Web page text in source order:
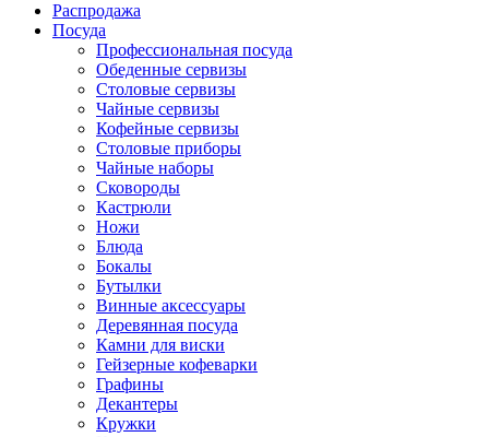
Распродажа
Посуда
Профессиональная посуда
Обеденные сервизы
Столовые сервизы
Чайные сервизы
Кофейные сервизы
Столовые приборы
Чайные наборы
Сковороды
Кастрюли
Ножи
Блюда
Бокалы
Бутылки
Винные аксессуары
Деревянная посуда
Камни для виски
Гейзерные кофеварки
Графины
Декантеры
Кружки